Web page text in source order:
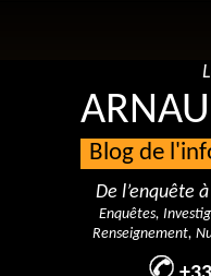
Blog de
De l’enquête
Enquêtes,
Renseignement,